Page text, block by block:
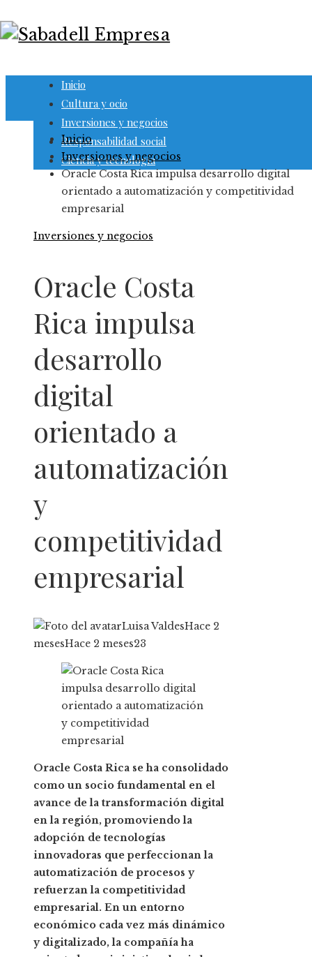
Inicio
Cultura y ocio
Inversiones y negocios
Responsabilidad social
Ciencia y tecnología
Inicio
Inversiones y negocios
Oracle Costa Rica impulsa desarrollo digital
orientado a automatización y competitividad
empresarial
Inversiones y negocios
Oracle Costa
Rica impulsa
desarrollo
digital
orientado a
automatización
y
competitividad
empresarial
Luisa ValdesHace 2
mesesHace 2 meses23
Oracle Costa Rica se ha consolidado
como un socio fundamental en el
avance de la transformación digital
en la región, promoviendo la
adopción de tecnologías
innovadoras que perfeccionan la
automatización de procesos y
refuerzan la competitividad
empresarial. En un entorno
económico cada vez más dinámico
y digitalizado, la compañía ha